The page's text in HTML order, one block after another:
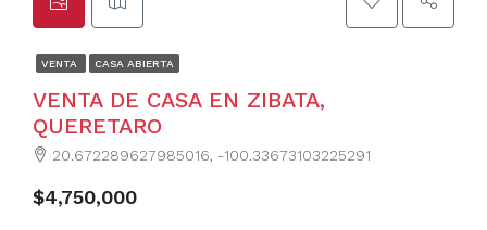
VENTA CASA ABIERTA
VENTA DE CASA EN ZIBATA,
QUERETARO
20.672289627985016, -100.33673103225291
$4,750,000